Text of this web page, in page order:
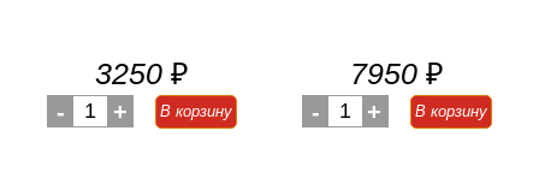
3250 ₽
- 1 + В корзину
7950 ₽
- 1 + В корзину